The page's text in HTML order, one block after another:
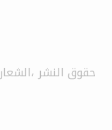
حقوق النشر